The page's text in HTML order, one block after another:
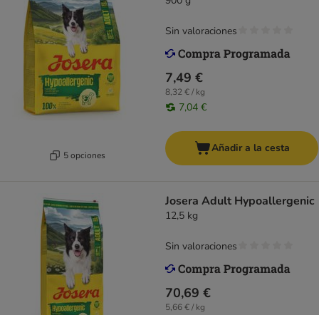
5 opciones
7,49 €
8,32 € / kg
7,04 €
Sin valoraciones
Añadir a la cesta
Josera Adult Hypoallergenic
12,5 kg
70,69 €
5,66 € / kg
Sin valoraciones